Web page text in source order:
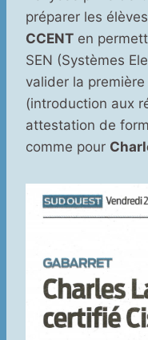
préparer les
CCENT en
SEN (Systèmes
valider la
(introduction aux
attestation de
comme pour